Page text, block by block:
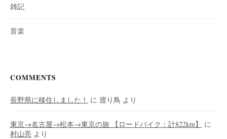
雑記
音楽
COMMENTS
長野県に移住しました！ に 渡り鳥 より
東京→名古屋→松本→東京の旅 【ロードバイク：計822km】
に
村山亮 より